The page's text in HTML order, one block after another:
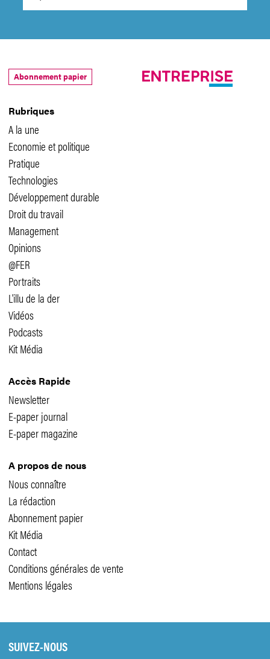
Rubriques
A la une
Economie et politique
Pratique
Technologies
Développement durable
Droit du travail
Management
Opinions
@FER
Portraits
L'illu de la der
Vidéos
Podcasts
Kit Média
Accès Rapide
Newsletter
E-paper journal
E-paper magazine
A propos de nous
Nous connaître
La rédaction
Abonnement papier
Kit Média
Contact
Conditions générales de vente
Mentions légales
Abonnement papier
SUIVEZ-NOUS